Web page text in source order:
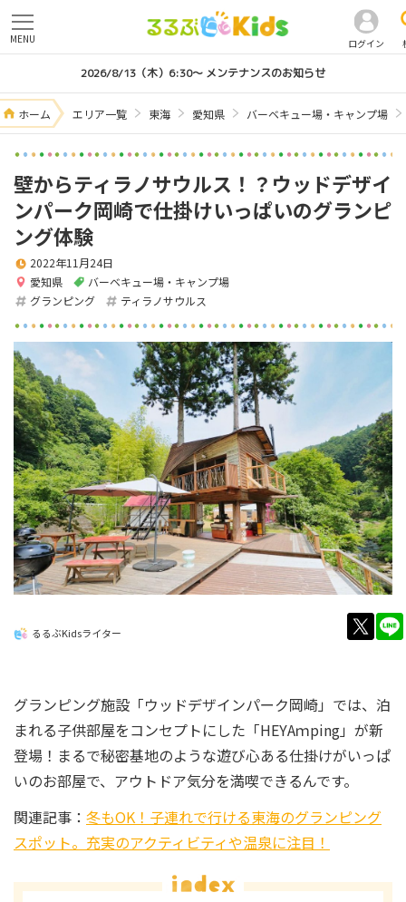
ログイン
MENU
2026/8/13（木）6:30～ メンテナンスのお知らせ
ホーム エリア一覧 東海 愛知県 バーベキュー場・キャンプ場
壁からティラノサウルス！？ウッドデザイ
ンパーク岡崎で仕掛けいっぱいのグランピ
ング体験
愛知県 バーベキュー場・キャンプ場
2022年11月24日
グランピング ティラノサウルス
るるぶKidsライター
グランピング施設「ウッドデザインパーク岡崎」では、泊
まれる子供部屋をコンセプトにした「HEYAｍping」が新
登場！まるで秘密基地のような遊び心ある仕掛けがいっぱ
いのお部屋で、アウトドア気分を満喫できるんです。
関連記事： 冬もOK！子連れで行ける東海のグランピング
スポット。充実のアクティビティや温泉に注目！